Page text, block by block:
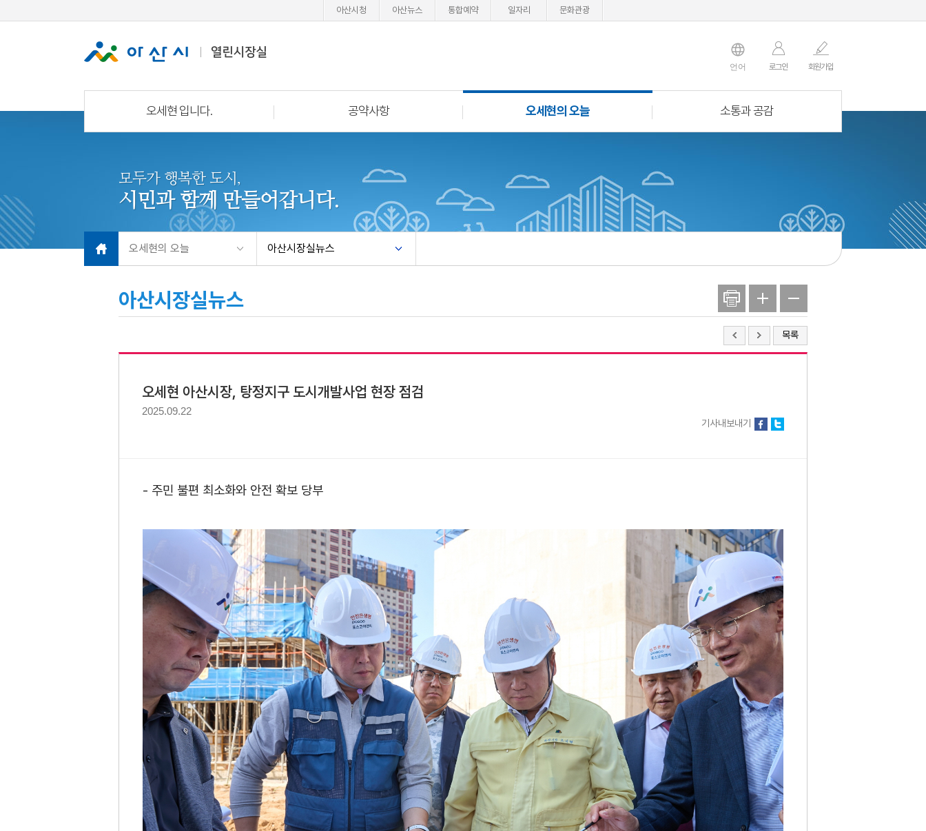
아산시청 아산뉴스 통합예약 일자리 문화관광
로그인 회원가입
언어
오세현 입니다. 공약사항 오세현의 오늘 소통과 공감
모두가 행복한 도시,
시민과 함께 만들어갑니다.
오세현의 오늘 아산시장실뉴스
아산시장실뉴스
목록
오세현 아산시장, 탕정지구 도시개발사업 현장 점검
2025.09.22
기사내보내기
- 주민 불편 최소화와 안전 확보 당부